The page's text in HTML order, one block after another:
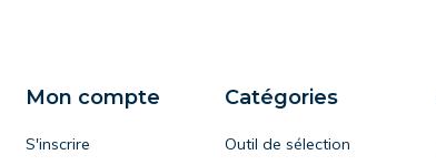
Mon compte
S'inscrire
Catégories
Outil de sélection